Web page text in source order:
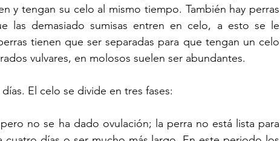
y tengan su celo al mismo tiempo. También hay perras
las demasiado sumisas entren en celo, a esto se le
tienen que ser separadas para que tengan un celo
vulvares, en molosos suelen ser abundantes.
El celo se divide en tres fases:
no se ha dado ovulación; la perra no está lista para